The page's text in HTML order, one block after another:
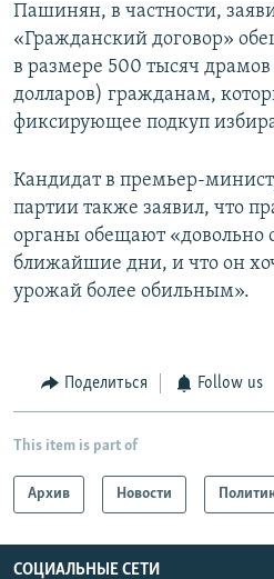
Пашинян, в частности,
«Гражданский договор»
в размере 500 тысяч
долларов) гражданам,
фиксирующее подкуп
Кандидат в премьер-
партии также заявил, что
органы обещают «довольно
ближайшие дни, и что он
урожай более обильным».
Поделиться Follow us
This item is part of
Архив Новости
СОЦИАЛЬНЫЕ СЕТИ